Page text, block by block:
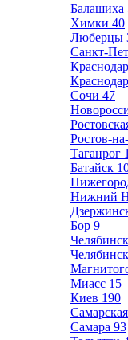
Балашиха
Химки 40
Люберцы
Санкт-
Краснодар
Сочи 47
Ростов-
Таганрог
Батайск
Нижний
Бор 9
Челябинск
Миасс 15
Киев 190
Самара 93